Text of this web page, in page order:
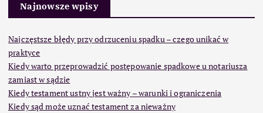
Najnowsze wpisy
Najczęstsze błędy przy odrzuceniu spadku – czego unikać w
praktyce
Kiedy warto przeprowadzić postępowanie spadkowe u notariusza
zamiast w sądzie
Kiedy testament ustny jest ważny – warunki i ograniczenia
Kiedy sąd może uznać testament za nieważny